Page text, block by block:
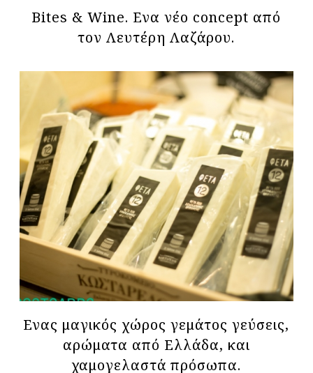
Bites & Wine. Ενα νέο concept από
τον Λευτέρη Λαζάρου.
Ενας μαγικός χώρος γεμάτος γεύσεις,
αρώματα από Ελλάδα, και
χαμογελαστά πρόσωπα.